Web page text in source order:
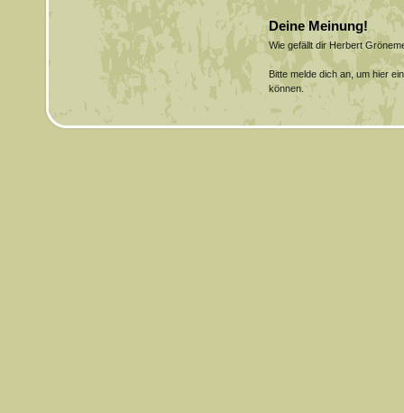
Deine Meinung!
Wie gefällt dir Herbert
Bitte melde dich an, um hier
können.